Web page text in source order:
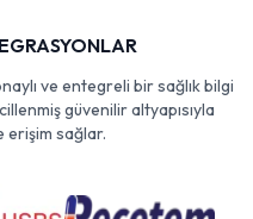
ve entegreli bir sağlık bilgi
güvenilir altyapısıyla
erişim sağlar.